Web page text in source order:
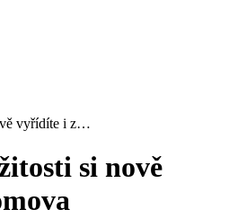
vyřídíte i z…
si nově